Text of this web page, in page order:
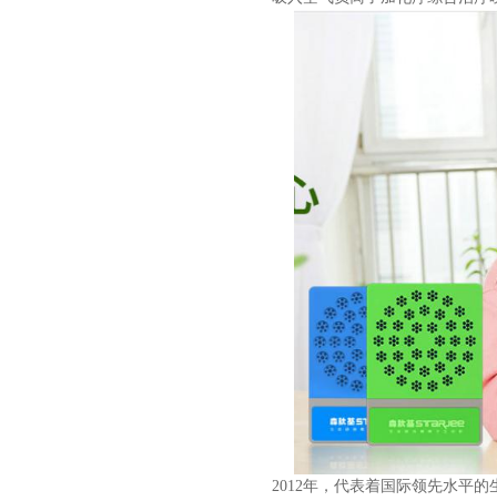
2012年，代表着国际领先水平的